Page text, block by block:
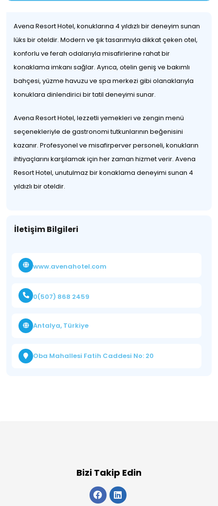
Avena Resort Hotel, konuklarına 4 yıldızlı bir deneyim sunan
lüks bir oteldir. Modern ve şık tasarımıyla dikkat çeken otel,
konforlu ve ferah odalarıyla misafirlerine rahat bir
konaklama imkanı sağlar. Ayrıca, otelin geniş ve bakımlı
bahçesi, yüzme havuzu ve spa merkezi gibi olanaklarıyla
konuklara dinlendirici bir tatil deneyimi sunar.
Avena Resort Hotel, lezzetli yemekleri ve zengin menü
seçenekleriyle de gastronomi tutkunlarının beğenisini
kazanır. Profesyonel ve misafirperver personeli, konukların
ihtiyaçlarını karşılamak için her zaman hizmet verir. Avena
Resort Hotel, unutulmaz bir konaklama deneyimi sunan 4
yıldızlı bir oteldir.
İletişim Bilgileri
www.avenahotel.com
0(507) 868 2459
Antalya, Türkiye
Oba Mahallesi Fatih Caddesi No: 20
Bizi Takip Edin